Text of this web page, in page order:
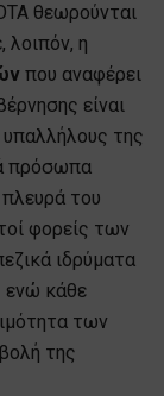
θεωρούνται
λοιπόν, η
που αναφέρει
είναι
υπαλλήλους της
πρόσωπα
πλευρά του
φορείς των
ιδρύματα
ενώ κάθε
των
της